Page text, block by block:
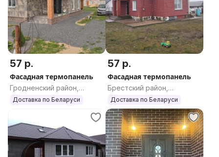
57 р.
Фасадная термопанель
Гродненский район,
Гродненская область
Доставка по Беларуси
57 р.
Фасадная термопанель
Брестский район,
Брестская область
Доставка по Беларуси